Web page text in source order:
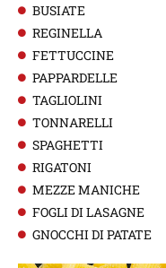
BUSIATE
REGINELLA
FETTUCCINE
PAPPARDELLE
TAGLIOLINI
TONNARELLI
SPAGHETTI
RIGATONI
MEZZE MANICHE
FOGLI DI LASAGNE
GNOCCHI DI PATATE